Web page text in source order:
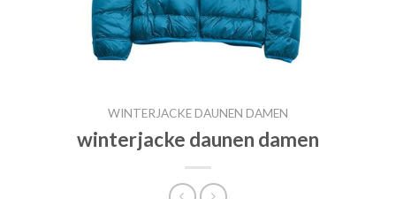
WINTERJACKE DAUNEN DAMEN
winterjacke daunen damen